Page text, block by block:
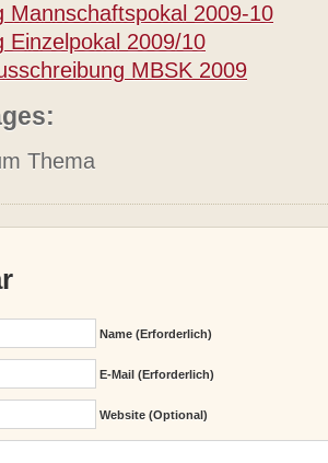
Mannschaftspokal 2009-10
Einzelpokal 2009/10
MBSK 2009
Thema
Name (erforderlich)
E-Mail (erforderlich)
Website (Optional)